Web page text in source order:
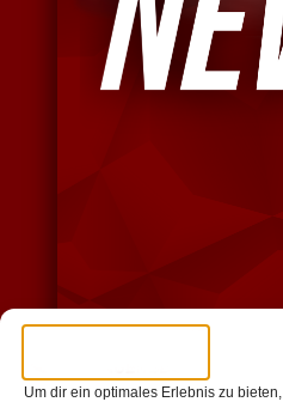
Um dir ein optimales Erlebnis zu